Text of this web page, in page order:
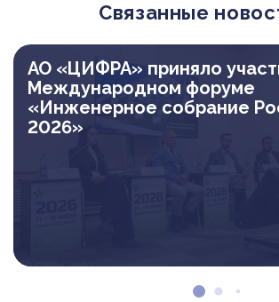
Связанные
АО «ЦИФРА» приняло
Международном форуме
«Инженерное собрание
2026»